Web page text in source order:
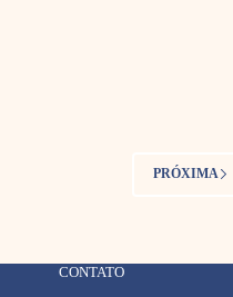
PRÓXIMA
CONTATO